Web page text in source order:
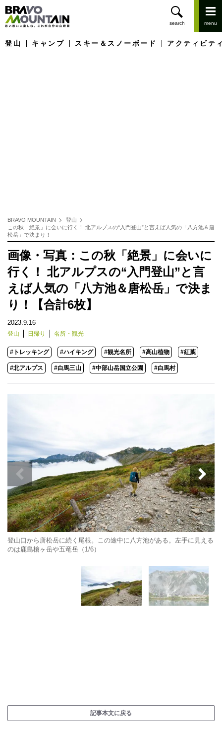
登山 キャンプ スキー＆スノーボード アクティビテ
BRAVO MOUNTAIN
登山
この秋「絶景」に会いに行く！ 北アルプスの“入門登山”と言えば人気の「八方池＆唐
松岳」で決まり！
画像・写真：この秋「絶景」に会いに
行く！ 北アルプスの“入門登山”と言
えば人気の「八方池＆唐松岳」で決ま
り！【合計6枚】
2023.9.16
登山 日帰り 名所・観光
#トレッキング #ハイキング #観光名所 #高山植物 #紅葉
#北アルプス #白馬三山 #中部山岳国立公園 #白馬村
登山口から唐松岳に続く尾根。この途中に八方池がある。左手に見える
のは鹿島槍ヶ岳や五竜岳（1/6）
記事本文に戻る